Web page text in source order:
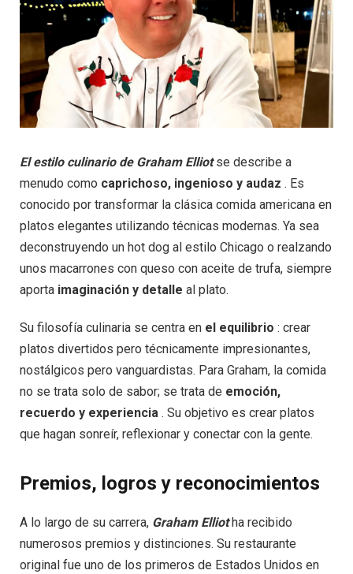
El estilo culinario de Graham Elliotse describe a
menudo como caprichoso, ingenioso y audaz . Es
conocido por transformar la clásica comida americana en
platos elegantes utilizando técnicas modernas. Ya sea
deconstruyendo un hot dog al estilo Chicago o realzando
unos macarrones con queso con aceite de trufa, siempre
aporta imaginación y detalle al plato.
Su filosofía culinaria se centra en el equilibrio : crear
platos divertidos pero técnicamente impresionantes,
nostálgicos pero vanguardistas. Para Graham, la comida
no se trata solo de sabor; se trata de emoción,
recuerdo y experiencia . Su objetivo es crear platos
que hagan sonreír, reflexionar y conectar con la gente.
Premios, logros y reconocimientos
A lo largo de su carrera, Graham Elliotha recibido
numerosos premios y distinciones. Su restaurante
original fue uno de los primeros de Estados Unidos en